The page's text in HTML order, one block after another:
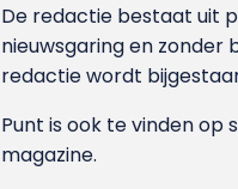
De redactie bestaat uit
nieuwsgaring en zonder
redactie wordt
Punt is ook te vinden op
magazine.